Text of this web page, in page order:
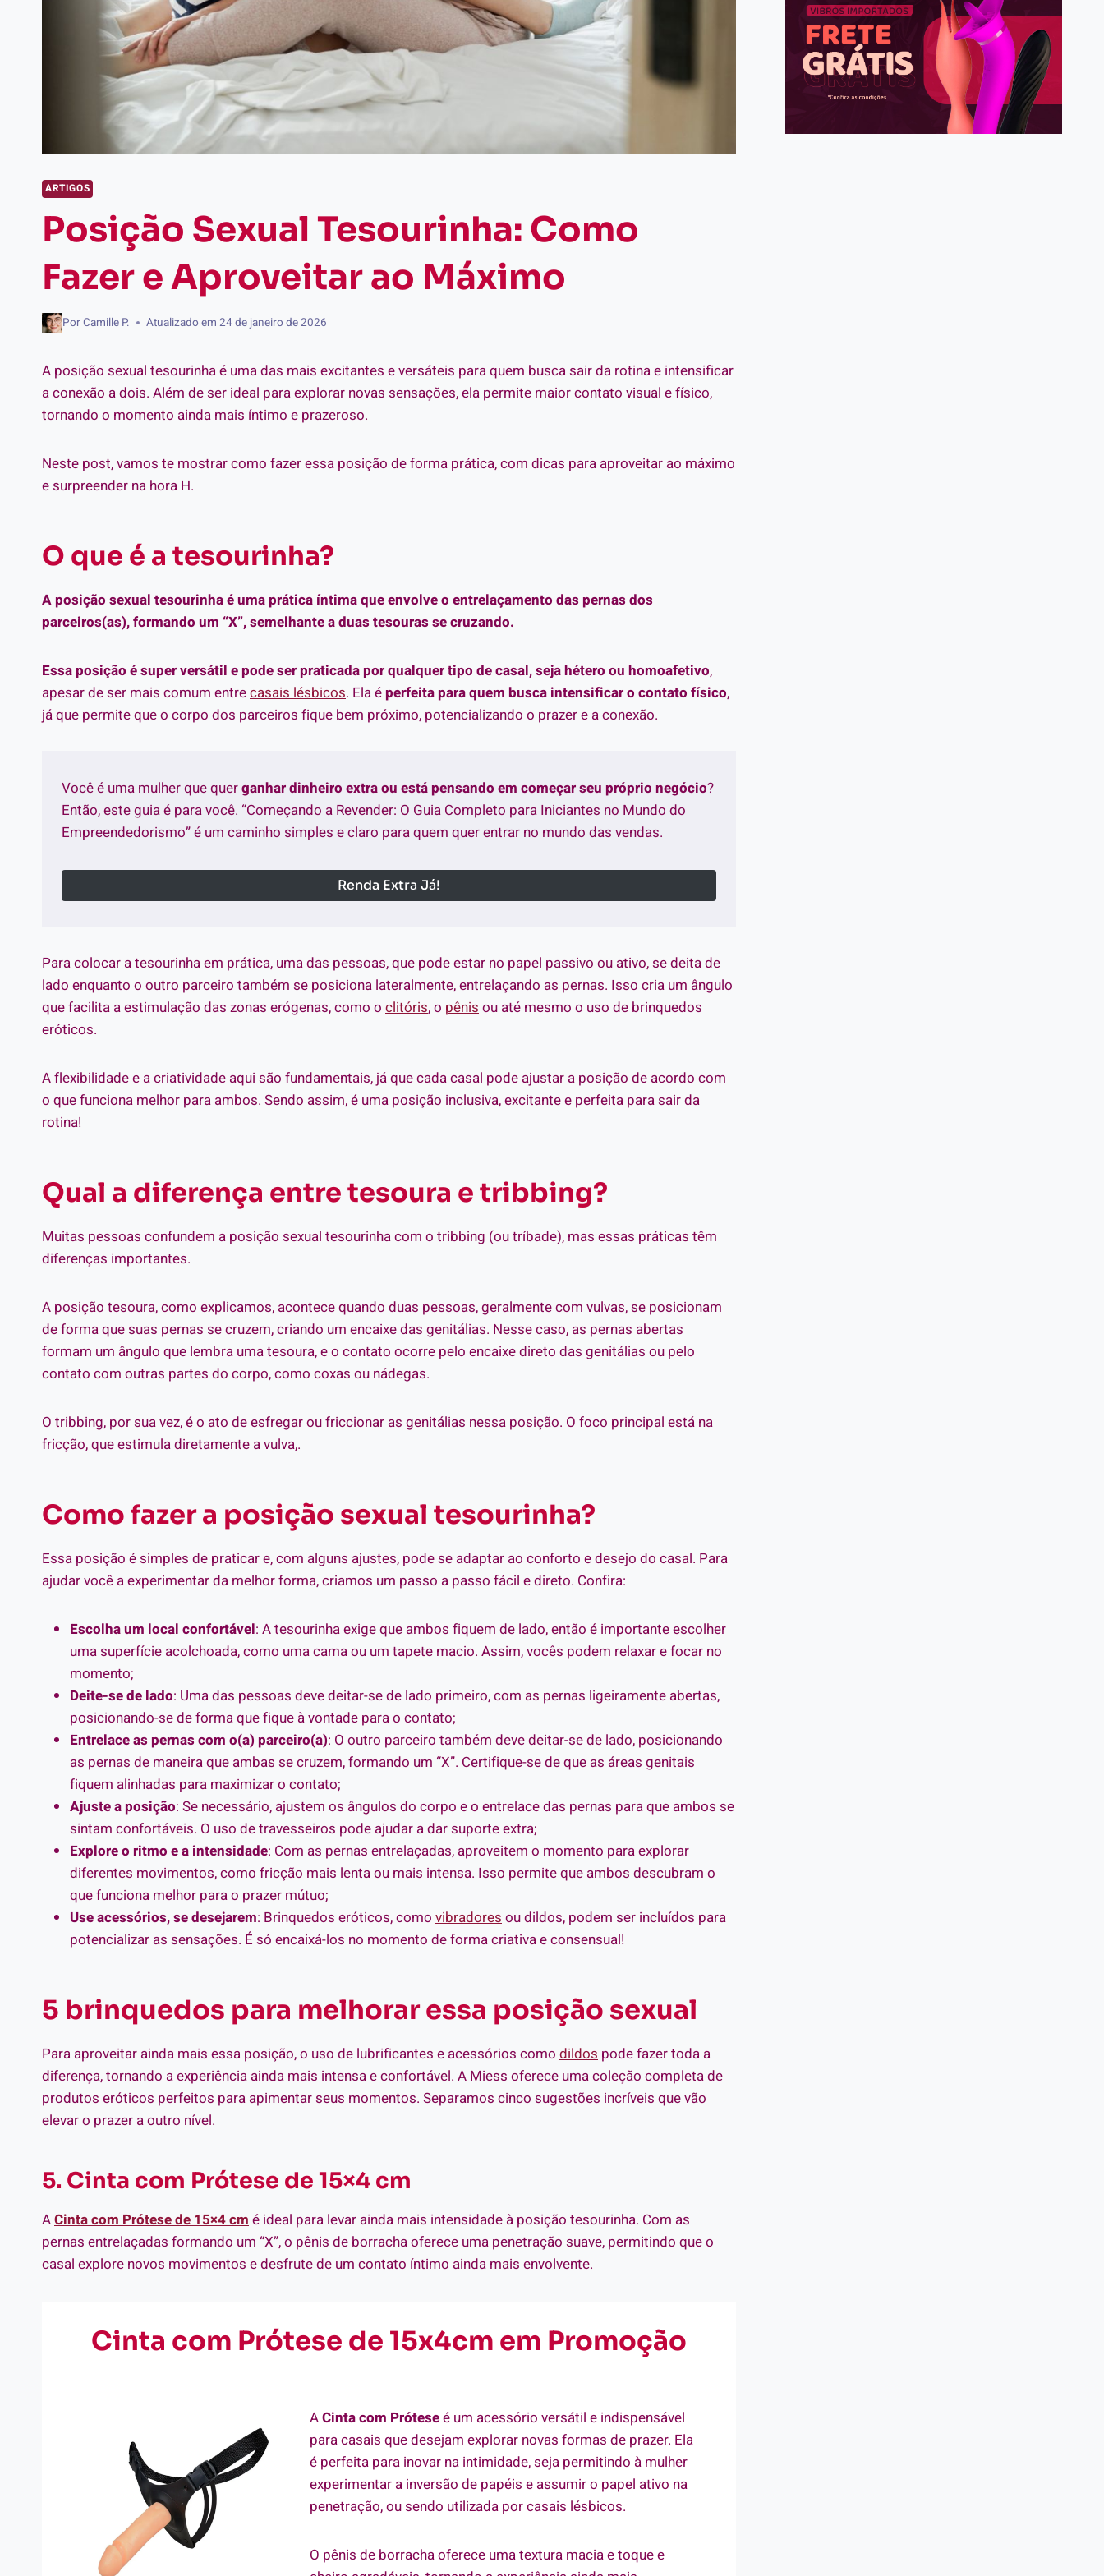
ARTIGOS
Posição Sexual Tesourinha: Como
Fazer e Aproveitar ao Máximo
PorCamille P. Atualizado em 24 de janeiro de 2026
A posição sexual tesourinha é uma das mais excitantes e versáteis para quem busca sair da rotina e intensificar
a conexão a dois. Além de ser ideal para explorar novas sensações, ela permite maior contato visual e físico,
tornando o momento ainda mais íntimo e prazeroso.
Neste post, vamos te mostrar como fazer essa posição de forma prática, com dicas para aproveitar ao máximo
e surpreender na hora H.
O que é a tesourinha?
A posição sexual tesourinha é uma prática íntima que envolve o entrelaçamento das pernas dos
parceiros(as), formando um “X”, semelhante a duas tesouras se cruzando.
Essa posição é super versátil e pode ser praticada por qualquer tipo de casal, seja hétero ou homoafetivo,
apesar de ser mais comum entrecasais lésbicos. Ela éperfeita para quem busca intensificar o contato físico,
já que permite que o corpo dos parceiros fique bem próximo, potencializando o prazer e a conexão.
Você é uma mulher que querganhar dinheiro extra ou está pensando em começar seu próprio negócio?
Então, este guia é para você. “Começando a Revender: O Guia Completo para Iniciantes no Mundo do
Empreendedorismo” é um caminho simples e claro para quem quer entrar no mundo das vendas.
Renda Extra Já!
Para colocar a tesourinha em prática, uma das pessoas, que pode estar no papel passivo ou ativo, se deita de
lado enquanto o outro parceiro também se posiciona lateralmente, entrelaçando as pernas. Isso cria um ângulo
que facilita a estimulação das zonas erógenas, como o clitóris, o pênis ou até mesmo o uso de brinquedos
eróticos.
A flexibilidade e a criatividade aqui são fundamentais, já que cada casal pode ajustar a posição de acordo com
o que funciona melhor para ambos. Sendo assim, é uma posição inclusiva, excitante e perfeita para sair da
rotina!
Qual a diferença entre tesoura e tribbing?
Muitas pessoas confundem a posição sexual tesourinha com o tribbing (ou tríbade), mas essas práticas têm
diferenças importantes.
A posição tesoura, como explicamos, acontece quando duas pessoas, geralmente com vulvas, se posicionam
de forma que suas pernas se cruzem, criando um encaixe das genitálias. Nesse caso, as pernas abertas
formam um ângulo que lembra uma tesoura, e o contato ocorre pelo encaixe direto das genitálias ou pelo
contato com outras partes do corpo, como coxas ou nádegas.
O tribbing, por sua vez, é o ato de esfregar ou friccionar as genitálias nessa posição. O foco principal está na
fricção, que estimula diretamente a vulva,.
Como fazer a posição sexual tesourinha?
Essa posição é simples de praticar e, com alguns ajustes, pode se adaptar ao conforto e desejo do casal. Para
ajudar você a experimentar da melhor forma, criamos um passo a passo fácil e direto. Confira:
Escolha um local confortável: A tesourinha exige que ambos fiquem de lado, então é importante escolher
uma superfície acolchoada, como uma cama ou um tapete macio. Assim, vocês podem relaxar e focar no
momento;
Deite-se de lado: Uma das pessoas deve deitar-se de lado primeiro, com as pernas ligeiramente abertas,
posicionando-se de forma que fique à vontade para o contato;
Entrelace as pernas com o(a) parceiro(a): O outro parceiro também deve deitar-se de lado, posicionando
as pernas de maneira que ambas se cruzem, formando um “X”. Certifique-se de que as áreas genitais
fiquem alinhadas para maximizar o contato;
Ajuste a posição: Se necessário, ajustem os ângulos do corpo e o entrelace das pernas para que ambos se
sintam confortáveis. O uso de travesseiros pode ajudar a dar suporte extra;
Explore o ritmo e a intensidade: Com as pernas entrelaçadas, aproveitem o momento para explorar
diferentes movimentos, como fricção mais lenta ou mais intensa. Isso permite que ambos descubram o
que funciona melhor para o prazer mútuo;
Use acessórios, se desejarem: Brinquedos eróticos, como vibradores ou dildos, podem ser incluídos para
potencializar as sensações. É só encaixá-los no momento de forma criativa e consensual!
5 brinquedos para melhorar essa posição sexual
Para aproveitar ainda mais essa posição, o uso de lubrificantes e acessórios como dildos pode fazer toda a
diferença, tornando a experiência ainda mais intensa e confortável. A Miess oferece uma coleção completa de
produtos eróticos perfeitos para apimentar seus momentos. Separamos cinco sugestões incríveis que vão
elevar o prazer a outro nível.
5. Cinta com Prótese de 15×4 cm
ACinta com Prótese de 15×4 cm é ideal para levar ainda mais intensidade à posição tesourinha. Com as
pernas entrelaçadas formando um “X”, o pênis de borracha oferece uma penetração suave, permitindo que o
casal explore novos movimentos e desfrute de um contato íntimo ainda mais envolvente.
Cinta com Prótese de 15x4cm em Promoção
ACinta com Próteseé um acessório versátil e indispensável
para casais que desejam explorar novas formas de prazer. Ela
é perfeita para inovar na intimidade, seja permitindo à mulher
experimentar a inversão de papéis e assumir o papel ativo na
penetração, ou sendo utilizada por casais lésbicos.
O pênis de borracha oferece uma textura macia e toque e